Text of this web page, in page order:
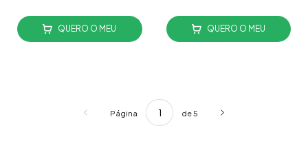
QUERO O MEU QUERO O MEU
Página de 5